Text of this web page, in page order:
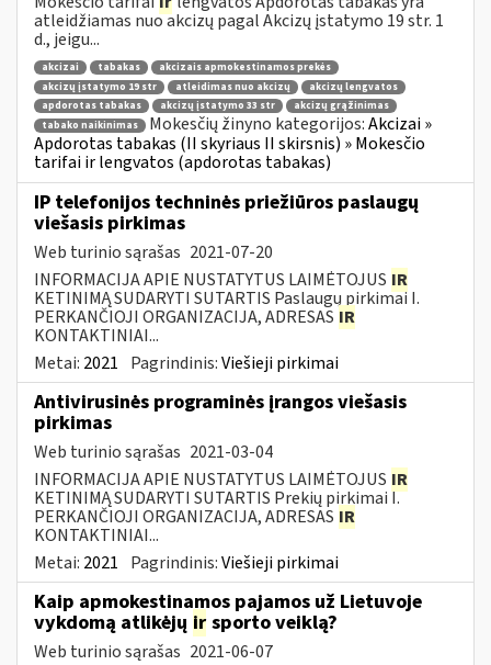
atleidžiamas nuo akcizų pagal Akcizų įstatymo 19 str. 1
d., jeigu...
akcizai tabakas
akcizais apmokestinamos prekės
akcizų įstatymo 19 str
atleidimas nuo akcizų
akcizų lengvatos
apdorotas tabakas
akcizų įstatymo 33 str
akcizų grąžinimas
tabako naikinimas
Mokesčių žinyno kategorijos:Akcizai »
Apdorotas tabakas (II skyriaus II skirsnis) » Mokesčio
tarifai ir lengvatos (apdorotas tabakas)
IP telefonijos techninės priežiūros paslaugų
viešasis pirkimas
Web turinio sąrašas 2021-07-20
INFORMACIJA APIE NUSTATYTUS LAIMĖTOJUS IR
KETINIMĄ SUDARYTI SUTARTIS Paslaugų pirkimai I.
PERKANČIOJI ORGANIZACIJA, ADRESAS IR
KONTAKTINIAI...
Metai: 2021 Pagrindinis:Viešieji pirkimai
Antivirusinės programinės įrangos viešasis
pirkimas
Web turinio sąrašas 2021-03-04
INFORMACIJA APIE NUSTATYTUS LAIMĖTOJUS IR
KETINIMĄ SUDARYTI SUTARTIS Prekių pirkimai I.
PERKANČIOJI ORGANIZACIJA, ADRESAS IR
KONTAKTINIAI...
Metai: 2021 Pagrindinis:Viešieji pirkimai
Kaip apmokestinamos pajamos už Lietuvoje
vykdomą atlikėjų ir sporto veiklą?
Web turinio sąrašas 2021-06-07